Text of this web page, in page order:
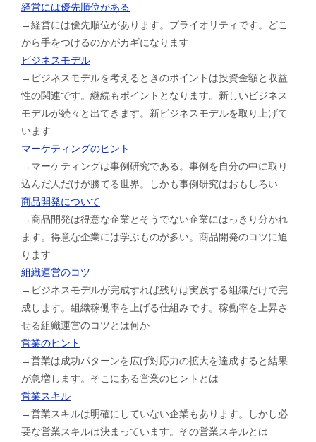
経営には優先順位がある
→経営には優先順位があります。プライオリティです。どこ
から手をつけるのかがカギになります
ビジネスモデル
→ビジネスモデルを考えるときのポイントは投資金額と収益
性の関連です。継続もポイントとなります。新しいビジネス
モデルが続々と出てきます。新ビジネスモデルを取り上げて
います
マーケティングのヒント
→マーケティングは事例研究である。事例を自分の中に取り
込んだ人だけが勝てる世界。しかも事例研究はおもしろい
商品開発について
→商品開発は得意な企業とそうでない企業にはっきり分かれ
ます。得意な企業には学ぶものが多い。商品開発のコツに迫
ります
組織運営のコツ
→ビジネスモデルが完成すれば残りは実践する組織だけで完
成します。組織稼働率を上げる仕組みです。稼働率を上昇さ
せる組織運営のコツとは何か
営業のヒント
→営業は成功パターンを広げ対応力の拡大を達成すると結果
が急増します。そこにある営業のヒントとは
営業スキル
→営業スキルは明確にしていない企業もあります。しかし必
要な営業スキルは決まっています。その営業スキルとは